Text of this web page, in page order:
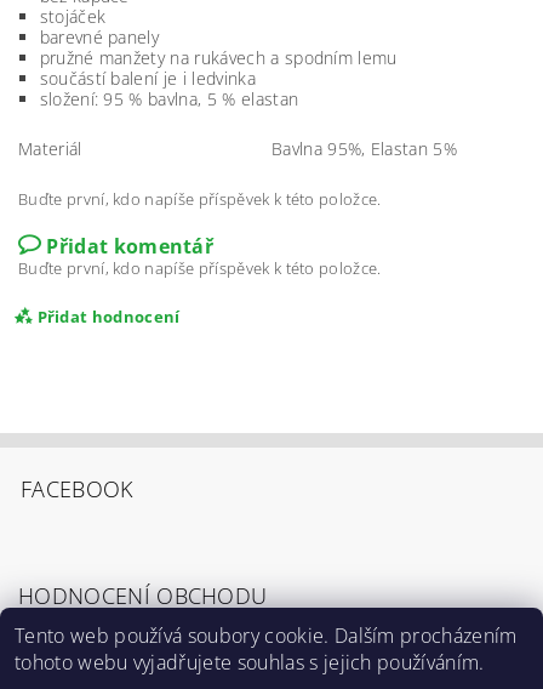
stojáček
barevné panely
pružné manžety na rukávech a spodním lemu
součástí balení je i ledvinka
složení: 95 % bavlna, 5 % elastan
Materiál Bavlna 95%, Elastan 5%
Buďte první, kdo napíše příspěvek k této položce.
Přidat komentář
Buďte první, kdo napíše příspěvek k této položce.
Přidat hodnocení
FACEBOOK
HODNOCENÍ OBCHODU
Zobrazit všechna hodnocení obchodu
Tento web používá soubory cookie. Dalším procházením
tohoto webu vyjadřujete souhlas s jejich používáním.